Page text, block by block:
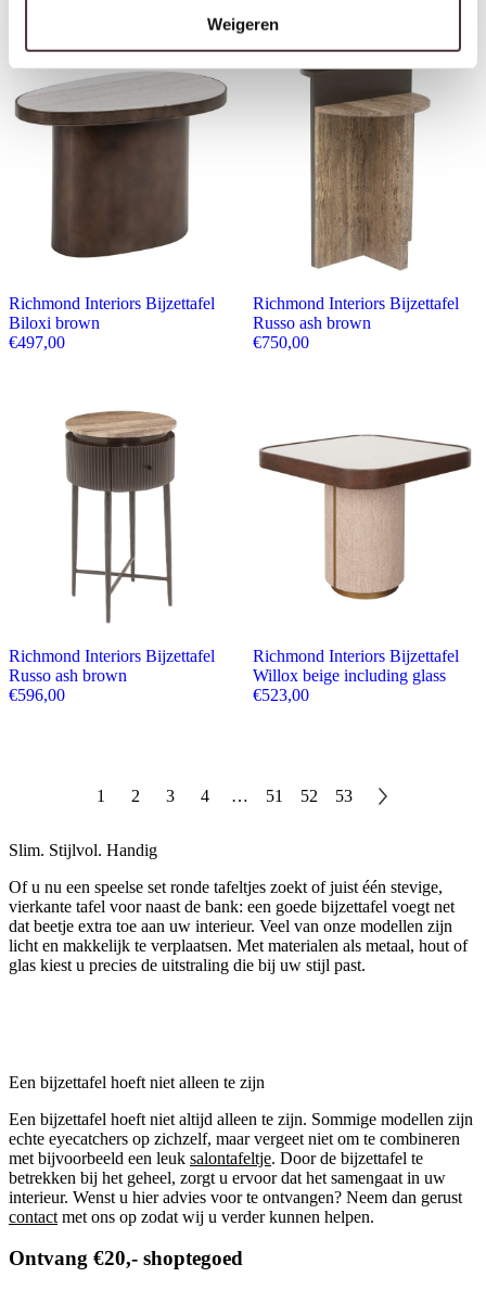
Weigeren
Richmond Interiors Bijzettafel
Biloxi brown
€497,00
Richmond Interiors Bijzettafel
Russo ash brown
€750,00
Richmond Interiors Bijzettafel
Russo ash brown
€596,00
Richmond Interiors Bijzettafel
Willox beige including glass
€523,00
1 2 3 4 … 51 52 53
Slim. Stijlvol. Handig
Of u nu een speelse set ronde tafeltjes zoekt of juist één stevige,
vierkante tafel voor naast de bank: een goede bijzettafel voegt net
dat beetje extra toe aan uw interieur. Veel van onze modellen zijn
licht en makkelijk te verplaatsen. Met materialen als metaal, hout of
glas kiest u precies de uitstraling die bij uw stijl past.
Een bijzettafel hoeft niet alleen te zijn
Een bijzettafel hoeft niet altijd alleen te zijn. Sommige modellen zijn
echte eyecatchers op zichzelf, maar vergeet niet om te combineren
met bijvoorbeeld een leuk salontafeltje. Door de bijzettafel te
betrekken bij het geheel, zorgt u ervoor dat het samengaat in uw
interieur. Wenst u hier advies voor te ontvangen? Neem dan gerust
contact met ons op zodat wij u verder kunnen helpen.
Ontvang €20,- shoptegoed